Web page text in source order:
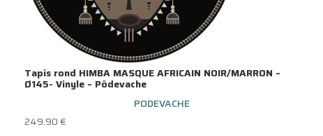
Tapis rond HIMBA MASQUE AFRICAIN NOIR/MARRON –
Ø145- Vinyle – Pôdevache
PODEVACHE
249.90€